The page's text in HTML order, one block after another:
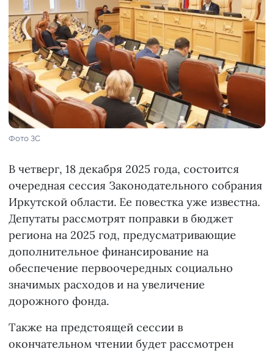
Фото ЗС
В четверг, 18 декабря 2025 года, состоится
очередная сессия Законодательного собрания
Иркутской области. Ее повестка уже известна.
Депутаты рассмотрят поправки в бюджет
региона на 2025 год, предусматривающие
дополнительное финансирование на
обеспечение первоочередных социально
значимых расходов и на увеличение
дорожного фонда.
Также на предстоящей сессии в
окончательном чтении будет рассмотрен